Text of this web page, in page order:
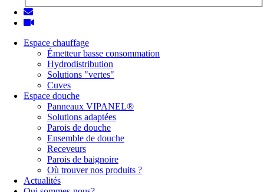
Espace chauffage
Émetteur basse consommation
Hydrodistribution
Solutions "vertes"
Cuves
Espace douche
Panneaux VIPANEL®
Solutions adaptées
Parois de douche
Ensemble de douche
Receveurs
Parois de baignoire
Où trouver nos produits ?
Actualités